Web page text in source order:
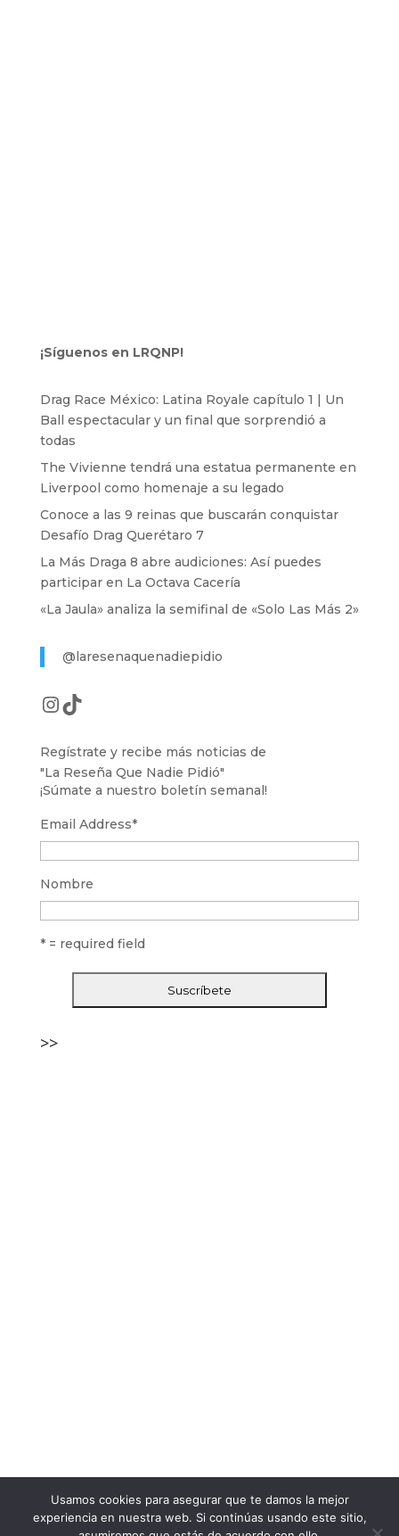
¡Síguenos en LRQNP!
Drag Race México: Latina Royale capítulo 1 | Un
Ball espectacular y un final que sorprendió a
todas
The Vivienne tendrá una estatua permanente en
Liverpool como homenaje a su legado
Conoce a las 9 reinas que buscarán conquistar
Desafío Drag Querétaro 7
La Más Draga 8 abre audiciones: Así puedes
participar en La Octava Cacería
«La Jaula» analiza la semifinal de «Solo Las Más 2»
@laresenaquenadiepidio
Instagram
TikTok
Regístrate y recibe más noticias de
"La Reseña Que Nadie Pidió"
¡Súmate a nuestro boletín semanal!
Email Address*
Nombre
* = required field
>>
Usamos cookies para asegurar que te damos la mejor
experiencia en nuestra web. Si continúas usando este sitio,